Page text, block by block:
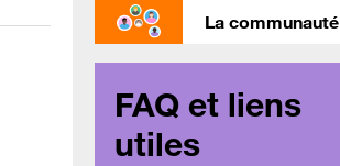
La communauté
FAQ et liens
utiles